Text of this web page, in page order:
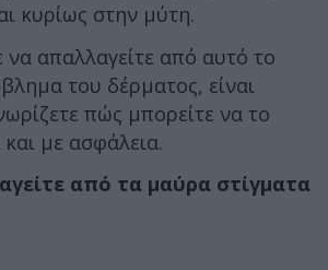
κυρίως στην μύτη.
να απαλλαγείτε από αυτό το
του δέρματος, είναι
πώς μπορείτε να το
με ασφάλεια.
από τα μαύρα στίγματα